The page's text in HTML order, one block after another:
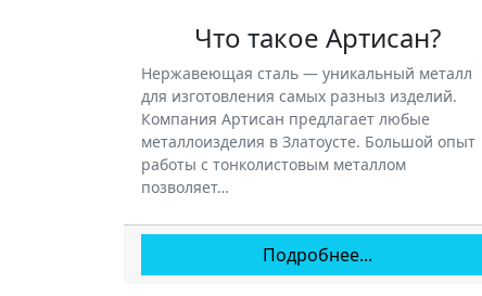
Что такое Артисан?
Нержавеющая сталь — уникальный металл
для изготовления самых разныз изделий.
Компания Артисан предлагает любые
металлоизделия в Златоусте. Большой опыт
работы с тонколистовым металлом
позволяет…
Подробнее...